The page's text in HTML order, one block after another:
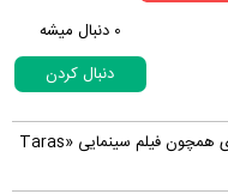
0 دنبال میشه
دنبال کردن
Ilka Windish، بازیگر سینما و تلویزیون، در آثاری همچون فیلم سینمایی «Taras